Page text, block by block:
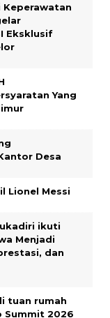
Keperawatan
Eksklusif
Yang
Desa
Lionel Messi
ikuti
Menjadi
dan
tuan rumah
Summit 2026